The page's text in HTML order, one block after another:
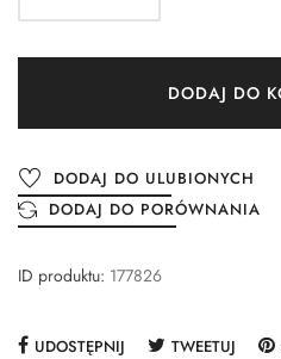
DODAJ DO
DODAJ DO ULUBIONYCH
DODAJ DO PORÓWNANIA
ID produktu: 177826
UDOSTĘPNIJ TWEETUJ